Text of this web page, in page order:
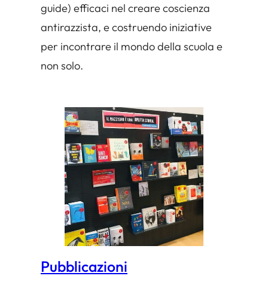
guide) efficaci nel creare coscienza
antirazzista, e costruendo iniziative
per incontrare il mondo della scuola e
non solo.
Pubblicazioni